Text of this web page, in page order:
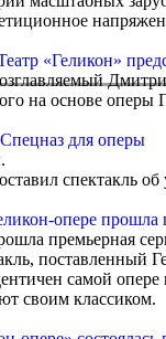
«Геликон»
на основе оперы
Спецназ для оперы
спектакль
опере прошла
премьерная
поставленный
самой
своим классиком.